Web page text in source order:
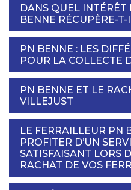
DANS QUEL INTÉRÊT
BENNE RÉCUPÈRE-
PN BENNE : LES
POUR LA COLLECTE
PN BENNE ET LE
VILLEJUST
LE FERRAILLEUR PN
PROFITER D’UN
SATISFAISANT LORS
RACHAT DE VOS